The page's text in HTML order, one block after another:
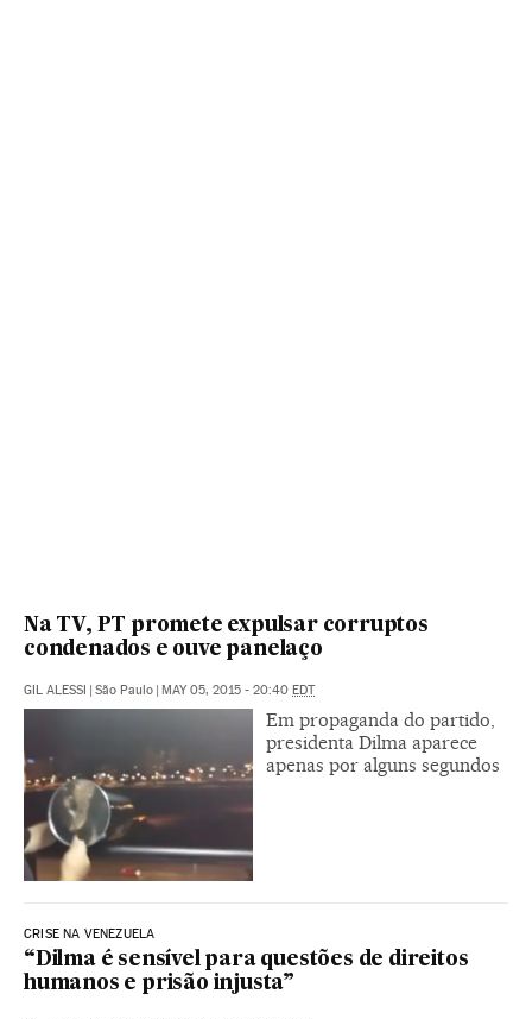
Na TV, PT promete expulsar corruptos
condenados e ouve panelaço
GIL ALESSI São Paulo MAY 05, 2015 - 20:40 EDT
Em propaganda do partido,
presidenta Dilma aparece
apenas por alguns segundos
CRISE NA VENEZUELA
“Dilma é sensível para questões de direitos
humanos e prisão injusta”